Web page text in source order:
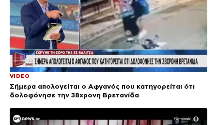
VIDEO
Σήμερα απολογείται ο Αφγανός που κατηγορείται ότι
δολοφόνησε την 38χρονη Βρετανίδα